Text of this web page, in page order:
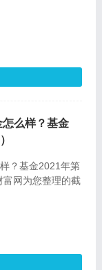
么样？基金
？基金2021年第
富网为您整理的截